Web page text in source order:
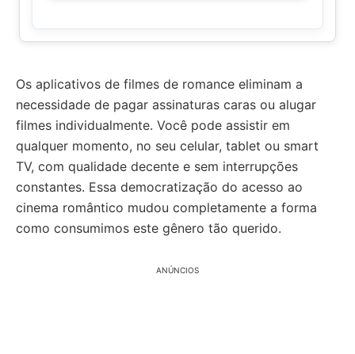
Os aplicativos de filmes de romance eliminam a
necessidade de pagar assinaturas caras ou alugar
filmes individualmente. Você pode assistir em
qualquer momento, no seu celular, tablet ou smart
TV, com qualidade decente e sem interrupções
constantes. Essa democratização do acesso ao
cinema romântico mudou completamente a forma
como consumimos este gênero tão querido.
ANÚNCIOS